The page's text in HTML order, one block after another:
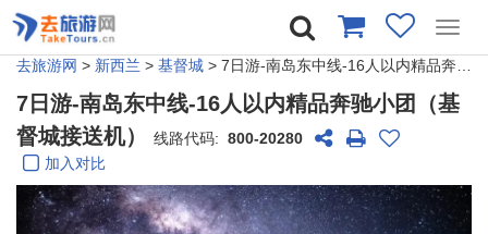
去旅游网 > 新西兰 > 基督城 > 7日游-南岛东中线-16人以内精品奔驰小团（基督城接送机）
7日游-南岛东中线-16人以内精品奔驰小团（基
督城接送机）
线路代码: 800-20280
加入对比